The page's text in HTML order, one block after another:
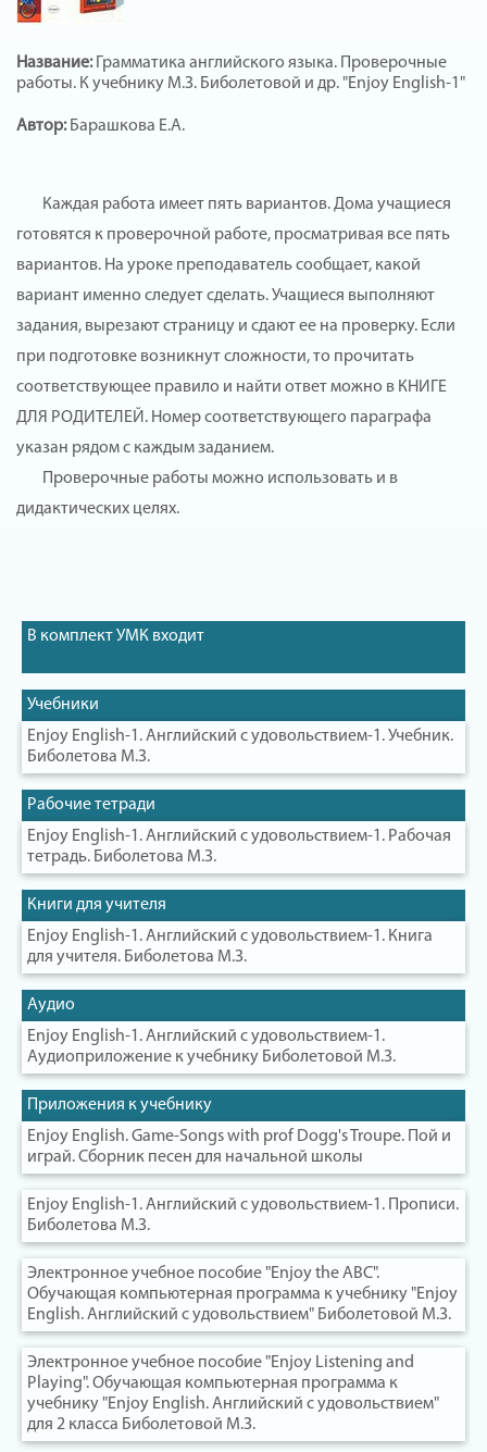
Название:Грамматика английского языка. Проверочные
работы. К учебнику М.З. Биболетовой и др. "Enjoy English-1"
Автор: Барашкова Е.А.
Каждая работа имеет пять вариантов. Дома учащиеся
готовятся к проверочной работе, просматривая все пять
вариантов. На уроке преподаватель сообщает, какой
вариант именно следует сделать. Учащиеся выполняют
задания, вырезают страницу и сдают ее на проверку. Если
при подготовке возникнут сложности, то прочитать
соответствующее правило и найти ответ можно в КНИГЕ
ДЛЯ РОДИТЕЛЕЙ. Номер соответствующего параграфа
указан рядом с каждым заданием.
Проверочные работы можно использовать и в
дидактических целях.
В комплект УМК входит
Учебники
Enjoy English-1. Английский с удовольствием-1. Учебник.
Биболетова М.З.
Рабочие тетради
Enjoy English-1. Английский с удовольствием-1. Рабочая
тетрадь. Биболетова М.З.
Книги для учителя
Enjoy English-1. Английский с удовольствием-1. Книга
для учителя. Биболетова М.З.
Аудио
Enjoy English-1. Английский с удовольствием-1.
Аудиоприложение к учебнику Биболетовой М.З.
Приложения к учебнику
Enjoy English. Game-Songs with prof Dogg's Troupe. Пой и
играй. Сборник песен для начальной школы
Enjoy English-1. Английский с удовольствием-1. Прописи.
Биболетова М.З.
Электронное учебное пособие "Enjoy the ABC".
Обучающая компьютерная программа к учебнику "Enjoy
English. Английский с удовольствием" Биболетовой М.З.
Электронное учебное пособие "Enjoy Listening and
Playing". Обучающая компьютерная программа к
учебнику "Enjoy English. Английский с удовольствием"
для 2 класса Биболетовой М.З.